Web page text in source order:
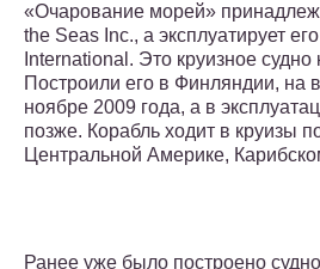
«Очарование морей»
the Seas Inc., а эксплуатирует
International. Это круизное судно
Построили его в Финляндии, на
ноябре 2009 года, а в
позже. Корабль ходит в круизы
Центральной Америке,
Ранее уже было построено